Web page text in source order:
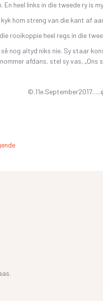
En heel links in die tweede ry is
hom streng van die kant af
rooikoppie heel regs in die
sê nog altyd niks nie. Sy staar
afdans, stel sy vas, „Ons